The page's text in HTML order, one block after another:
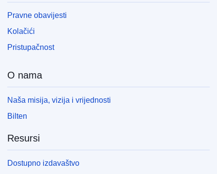
Pravne obavijesti
Kolačići
Pristupačnost
O nama
Naša misija, vizija i vrijednosti
Bilten
Resursi
Dostupno izdavaštvo